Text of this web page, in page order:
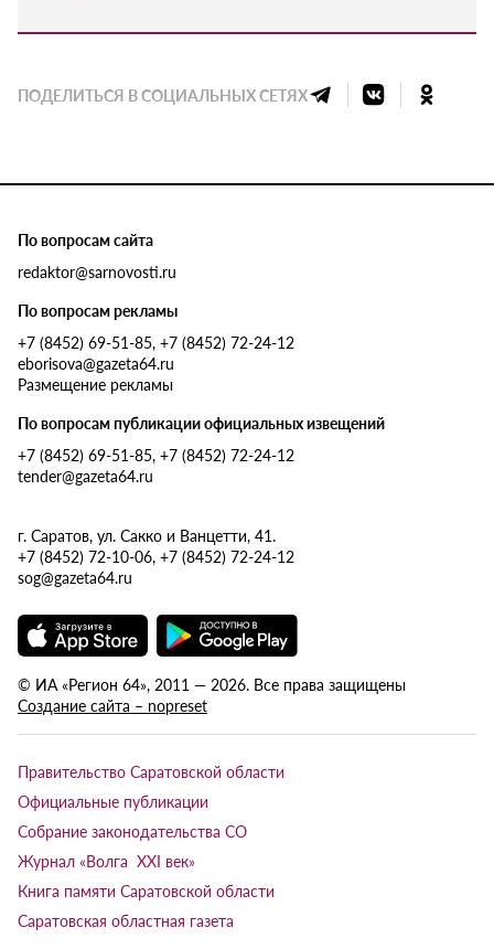
ПОДЕЛИТЬСЯ В СОЦИАЛЬНЫХ СЕТЯХ
По вопросам сайта
redaktor@sarnovosti.ru
По вопросам рекламы
+7 (8452) 69-51-85, +7 (8452) 72-24-12
eborisova@gazeta64.ru
Размещение рекламы
По вопросам публикации официальных извещений
+7 (8452) 69-51-85, +7 (8452) 72-24-12
tender@gazeta64.ru
г. Саратов, ул. Сакко и Ванцетти, 41.
+7 (8452) 72-10-06, +7 (8452) 72-24-12
sog@gazeta64.ru
© ИА «Регион 64», 2011 — 2026. Все права защищены
Создание сайта – nopreset
Правительство Саратовской области
Официальные публикации
Собрание законодательства СО
Журнал «Волга XXI век»
Книга памяти Саратовской области
Саратовская областная газета